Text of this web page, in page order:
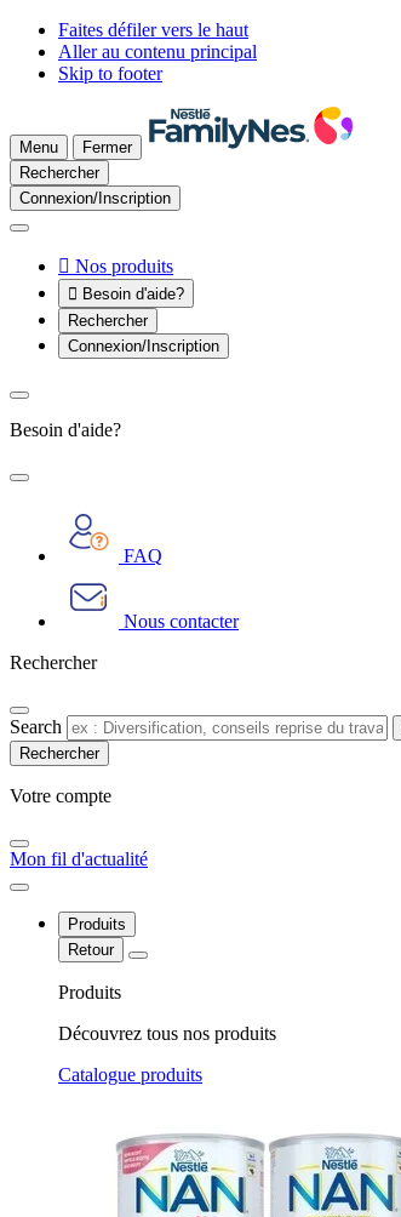
Faites défiler vers le haut
Aller au contenu principal
Skip to footer
Menu
Fermer
Rechercher
Connexion/Inscription
 Nos produits
 Besoin d'aide?
Rechercher
Connexion/Inscription
Besoin d'aide?
FAQ
Nous contacter
Rechercher
Search
Votre compte​
Mon fil d'actualité
Produits
Retour
Produits
Découvrez tous nos produits
Catalogue produits